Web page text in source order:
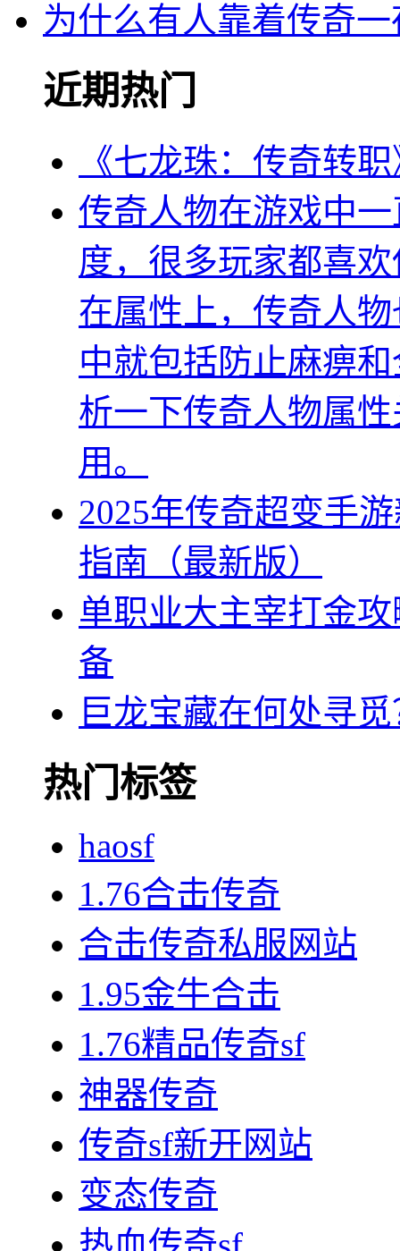
为什么有人靠着传奇
近期热门
《七龙珠：传奇转
传奇人物在游戏中
度，很多玩家都喜
在属性上，传奇人
中就包括防止麻痹
析一下传奇人物属
用。
2025年传奇超变手
指南（最新版）
单职业大主宰打金
备
巨龙宝藏在何处寻
热门标签
haosf
1.76合击传奇
合击传奇私服网站
1.95金牛合击
1.76精品传奇sf
神器传奇
传奇sf新开网站
变态传奇